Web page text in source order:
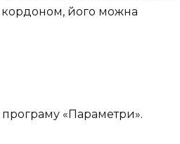
кордоном, його можна
«Параметри».